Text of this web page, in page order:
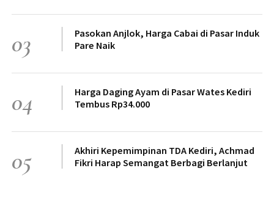
03
Pasokan Anjlok, Harga Cabai di Pasar Induk
Pare Naik
04
Harga Daging Ayam di Pasar Wates Kediri
Tembus Rp34.000
05
Akhiri Kepemimpinan TDA Kediri, Achmad
Fikri Harap Semangat Berbagi Berlanjut